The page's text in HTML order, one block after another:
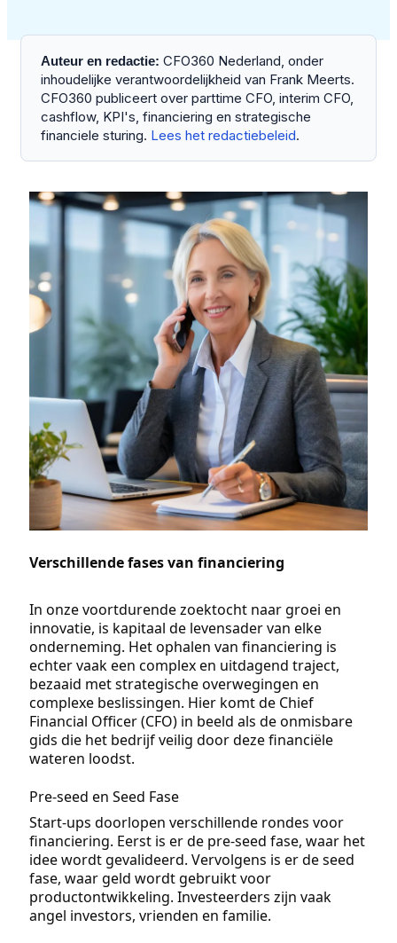
Auteur en redactie: CFO360 Nederland, onder
inhoudelijke verantwoordelijkheid van Frank Meerts.
CFO360 publiceert over parttime CFO, interim CFO,
cashflow, KPI's, financiering en strategische
financiele sturing. Lees het redactiebeleid.
Verschillende fases van financiering
In onze voortdurende zoektocht naar groei en
innovatie, is kapitaal de levensader van elke
onderneming. Het ophalen van financiering is
echter vaak een complex en uitdagend traject,
bezaaid met strategische overwegingen en
complexe beslissingen. Hier komt de Chief
Financial Officer (CFO) in beeld als de onmisbare
gids die het bedrijf veilig door deze financiële
wateren loodst.
Pre-seed en Seed Fase
Start-ups doorlopen verschillende rondes voor
financiering. Eerst is er de pre-seed fase, waar het
idee wordt gevalideerd. Vervolgens is er de seed
fase, waar geld wordt gebruikt voor
productontwikkeling. Investeerders zijn vaak
angel investors, vrienden en familie.